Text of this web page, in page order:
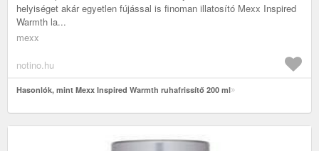
helyiséget akár egyetlen fújással is finoman illatosító Mexx Inspired
Warmth la...
mexx
notino.hu
Hasonlók, mint Mexx Inspired Warmth ruhafrissítő 200 ml